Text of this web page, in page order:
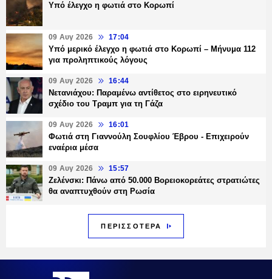
Υπό έλεγχο η φωτιά στο Κορωπί
09 Αυγ 2026 17:04
Υπό μερικό έλεγχο η φωτιά στο Κορωπί – Μήνυμα 112
για προληπτικούς λόγους
09 Αυγ 2026 16:44
Νετανιάχου: Παραμένω αντίθετος στο ειρηνευτικό
σχέδιο του Τραμπ για τη Γάζα
09 Αυγ 2026 16:01
Φωτιά στη Γιαννούλη Σουφλίου Έβρου - Επιχειρούν
εναέρια μέσα
09 Αυγ 2026 15:57
Ζελένσκι: Πάνω από 50.000 Βορειοκορεάτες στρατιώτες
θα αναπτυχθούν στη Ρωσία
ΠΕΡΙΣΣΟΤΕΡΑ